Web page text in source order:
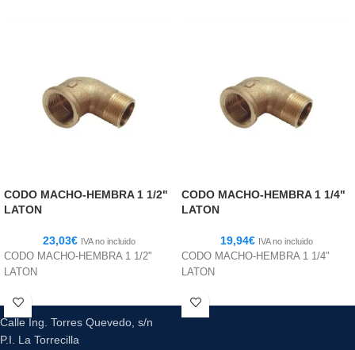
CODO MACHO-HEMBRA 1 1/2"
LATON
23,03€ IVA no incluido
CODO MACHO-HEMBRA 1 1/2"
LATON
CODO MACHO-HEMBRA 1 1/4"
LATON
19,94€ IVA no incluido
CODO MACHO-HEMBRA 1 1/4"
LATON
Calle Ing. Torres Quevedo, s/n
P.I. La Torrecilla